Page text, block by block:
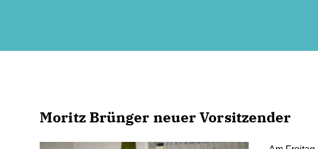
Moritz Brünger neuer Vorsitzender